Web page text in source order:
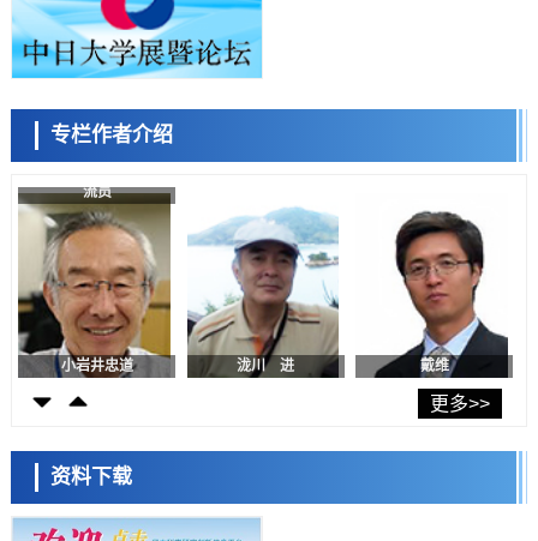
日本第2次医疗研究开发调整费，根据一线实际情况和需求分配99.3亿
日元
科学研究
千叶大学鉴定出导致难治性疾病“肺高血压症”恶化的蛋白质“MYL9/12”，
科学研究
京都大学高效生成光的构成单元“光子”，可应用于量子计算机
科学研究
用数理模型诠释慢性荨麻疹的发病机理，借助数学的力量实现个体化最
佳治疗
科学研究
【JST事业成果】发现室温下工作的交替磁体
科学研究
夜景也能清晰呈现在纸上——日本“铁路摄影迷”教授研发新技术
科学研究
【JST事业成果】开发低成本与低功耗的新型AI处理器
东海大与东北大阐明炎症迁延的生理机制， PAI-1抑制有望应用于炎症
性疾病及组织再生治疗
科学研究
理研发现产生调节性T细胞的细胞操作方法，或可抑制对外来抗原的过
专栏作者介绍
日本科学未来馆 科学交
流员
小岩井忠道 泷川 进 戴维
更多>>
资料下载